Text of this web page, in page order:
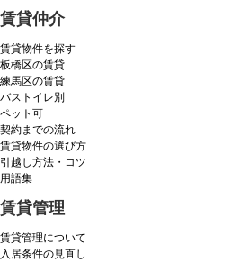
賃貸仲介
賃貸物件を探す
板橋区の賃貸
練馬区の賃貸
バストイレ別
ペット可
契約までの流れ
賃貸物件の選び方
引越し方法・コツ
用語集
賃貸管理
賃貸管理について
入居条件の見直し